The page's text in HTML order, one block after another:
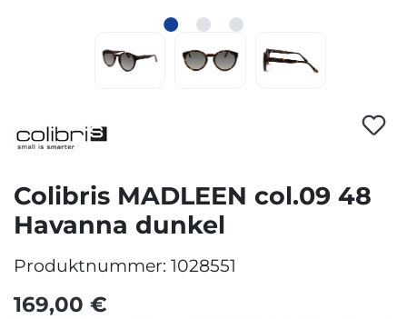
Colibris MADLEEN col.09 48
Havanna dunkel
Produktnummer: 1028551
169,00 €